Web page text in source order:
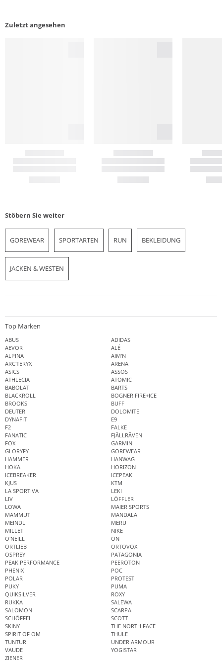
Zuletzt angesehen
Stöbern Sie weiter
GOREWEAR SPORTARTEN RUN BEKLEIDUNG
JACKEN & WESTEN
Top Marken
ABUS
ADIDAS
AEVOR
ALÉ
ALPINA
AIM'N
ARC'TERYX
ARENA
ASICS
ASSOS
ATHLECIA
ATOMIC
BABOLAT
BARTS
BLACKROLL
BOGNER FIRE+ICE
BROOKS
BUFF
DEUTER
DOLOMITE
DYNAFIT
E9
F2
FALKE
FANATIC
FJÄLLRÄVEN
FOX
GARMIN
GLORYFY
GOREWEAR
HAMMER
HANWAG
HOKA
HORIZON
ICEBREAKER
ICEPEAK
KJUS
KTM
LA SPORTIVA
LEKI
LIV
LÖFFLER
LOWA
MAIER SPORTS
MAMMUT
MANDALA
MEINDL
MERU
MILLET
NIKE
O'NEILL
ON
ORTLIEB
ORTOVOX
OSPREY
PATAGONIA
PEAK PERFORMANCE
PEEROTON
PHENIX
POC
POLAR
PROTEST
PUKY
PUMA
QUIKSILVER
ROXY
RUKKA
SALEWA
SALOMON
SCARPA
SCHÖFFEL
SCOTT
SKINY
THE NORTH FACE
SPIRIT OF OM
THULE
TUNTURI
UNDER ARMOUR
VAUDE
YOGISTAR
ZIENER